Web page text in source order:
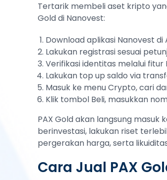
Tertarik membeli aset kripto
Gold di Nanovest:
Download aplikasi Nanovest
Lakukan registrasi sesuai
Verifikasi identitas melalui fitur
Lakukan top up saldo via
Masuk ke menu Crypto, cari
Klik tombol Beli, masukkan
PAX Gold akan langsung
berinvestasi, lakukan riset
pergerakan harga, serta
Cara Jual PAX